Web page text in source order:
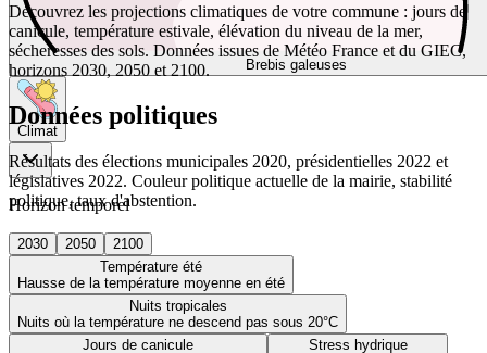
Brebis galeuses
Climat
Horizon temporel
2030 2050
2100
Température été
Hausse de la température moyenne en été
Nuits tropicales
Nuits où la température ne descend pas sous 20°C
Jours de canicule
Stress hydrique
Découvrez les projections climatiques de votre commune : jours de
canicule, température estivale, élévation du niveau de la mer,
sécheresses des sols. Données issues de Météo France et du GIEC,
horizons 2030, 2050 et 2100.
Données politiques
Résultats des élections municipales 2020, présidentielles 2022 et
législatives 2022. Couleur politique actuelle de la mairie, stabilité
politique, taux d'abstention.